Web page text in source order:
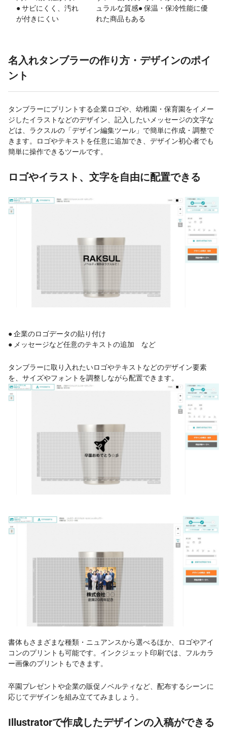
● サビにくく、汚れ
が付きにくい
ュラルな質感● 保温・保冷性能に優
れた商品もある
名入れタンブラーの作り方・デザインのポイ
ント
タンブラーにプリントする企業ロゴや、幼稚園・保育園をイメー
ジしたイラストなどのデザイン、記入したいメッセージの文字な
どは、ラクスルの「デザイン編集ツール」で簡単に作成・調整で
きます。ロゴやテキストを任意に追加でき、デザイン初心者でも
簡単に操作できるツールです。
ロゴやイラスト、文字を自由に配置できる
● 企業のロゴデータの貼り付け
● メッセージなど任意のテキストの追加 など
タンブラーに取り入れたいロゴやテキストなどのデザイン要素
を、サイズやフォントを調整しながら配置できます。
書体もさまざまな種類・ニュアンスから選べるほか、ロゴやアイ
コンのプリントも可能です。インクジェット印刷では、フルカラ
ー画像のプリントもできます。
卒園プレゼントや企業の販促ノベルティなど、配布するシーンに
応じてデザインを組み立ててみましょう。
Illustratorで作成したデザインの入稿ができる